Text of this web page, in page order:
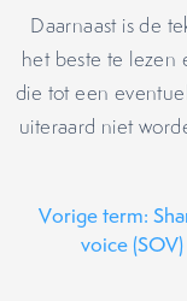
Daarnaast is de
het beste te lezen
die tot een
uiteraard niet
Vorige term:
voice (SOV)